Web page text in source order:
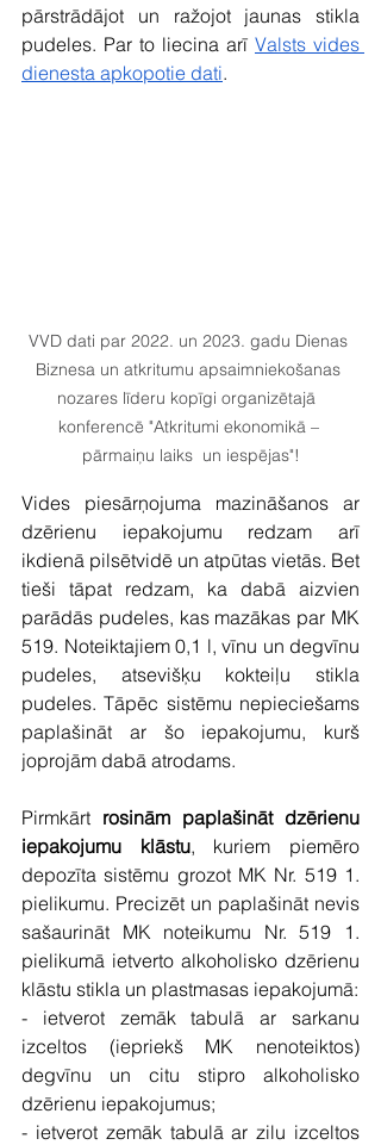
pārstrādājot un ražojot jaunas stikla
pudeles. Par to liecina arī Valsts vides
dienesta apkopotie dati.
VVD dati par 2022. un 2023. gadu Dienas
Biznesa un atkritumu apsaimniekošanas
nozares līderu kopīgi organizētajā
konferencē "Atkritumi ekonomikā –
pārmaiņu laiks  un iespējas"!
Vides piesārņojuma mazināšanos ar
dzērienu iepakojumu redzam arī
ikdienā pilsētvidē un atpūtas vietās. Bet
tieši tāpat redzam, ka dabā aizvien
parādās pudeles, kas mazākas par MK
519. Noteiktajiem 0,1 l, vīnu un degvīnu
pudeles, atsevišķu kokteiļu stikla
pudeles. Tāpēc sistēmu nepieciešams
paplašināt ar šo iepakojumu, kurš
joprojām dabā atrodams.
Pirmkārt rosinām paplašināt dzērienu
iepakojumu klāstu, kuriem piemēro
depozīta sistēmu grozot MK Nr. 519 1.
pielikumu. Precizēt un paplašināt nevis
sašaurināt MK noteikumu Nr. 519 1.
pielikumā ietverto alkoholisko dzērienu
klāstu stikla un plastmasas iepakojumā:
- ietverot zemāk tabulā ar sarkanu
izceltos (iepriekš MK nenoteiktos)
degvīnu un citu stipro alkoholisko
dzērienu iepakojumus;
- ietverot zemāk tabulā ar zilu izceltos